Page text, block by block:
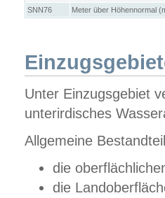
SNN76
Meter über Höhennormal
Unter Einzugsgebiet
unterirdisches
Allgemeine
die
die